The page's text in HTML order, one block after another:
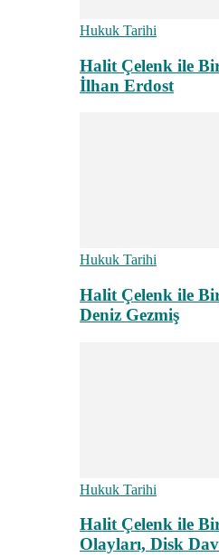
Hukuk Tarihi
Halit Çelenk ile
İlhan Erdost
Hukuk Tarihi
Halit Çelenk ile
Deniz Gezmiş
Hukuk Tarihi
Halit Çelenk ile
Olayları, Disk